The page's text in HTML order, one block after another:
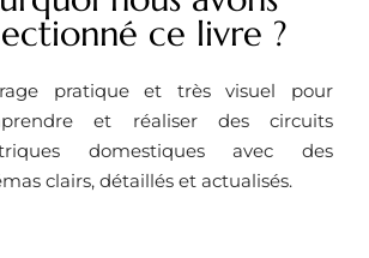
ce livre ?
pratique et très visuel pour
et réaliser des circuits
domestiques avec des
clairs, détaillés et actualisés.